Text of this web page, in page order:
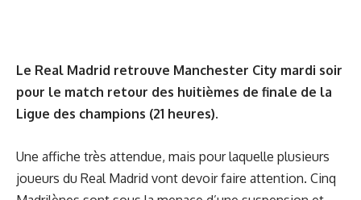
Le Real Madrid retrouve Manchester City mardi soir
pour le match retour des huitièmes de finale de la
Ligue des champions (21 heures).
Une affiche très attendue, mais pour laquelle plusieurs
joueurs du Real Madrid vont devoir faire attention. Cinq